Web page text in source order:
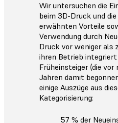
Wir untersuchen die
beim 3D-Druck und
erwähnten Vorteile
Verwendung durch
Druck vor weniger als
ihren Betrieb integriert
Früheinsteiger (die vor
Jahren damit
einige Auszüge aus
Kategorisierung:
57 % der